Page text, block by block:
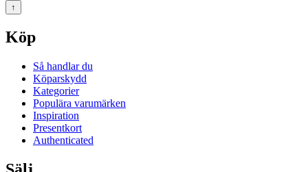
↑
Köp
Så handlar du
Köparskydd
Kategorier
Populära varumärken
Inspiration
Presentkort
Authenticated